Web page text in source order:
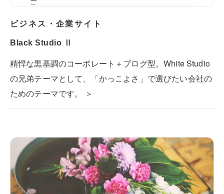
ビジネス・企業サイト
Black Studio Ⅱ
精悍な黒基調のコーポレート＋ブログ型。White Studio
の兄弟テーマとして、「かっこよさ」で選びたい会社の
ためのテーマです。 ＞